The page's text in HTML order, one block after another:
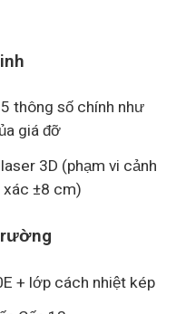
thông số chính như
giá đỡ
3D (phạm vi cảnh
±8 cm)
+ lớp cách nhiệt kép